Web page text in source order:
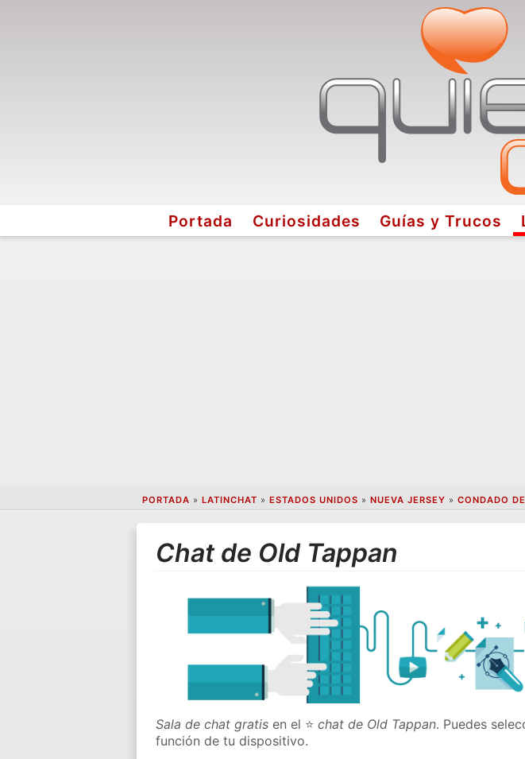
Portada Curiosidades Guías y Trucos
PORTADA » LATINCHAT » ESTADOS UNIDOS » NUEVA JERSEY » CONDADO
Chat de Old Tappan
Sala de chat gratis en el ⭐chat de Old Tappan. Puedes
función de tu dispositivo.